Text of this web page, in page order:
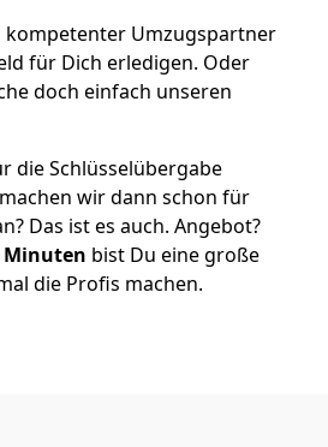
kompetenter Umzugspartner
für Dich erledigen. Oder
doch einfach unseren
die Schlüsselübergabe
wir dann schon für
Das ist es auch. Angebot?
Minuten bist Du eine große
die Profis machen.